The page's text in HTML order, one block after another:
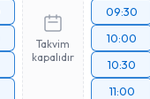
Takvim
kapalıdır
09:30
10:00
10:30
11:00